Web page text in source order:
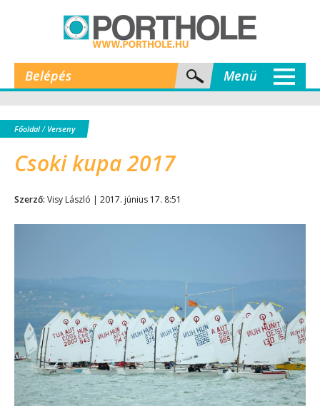
Belépés Menü
Főoldal/ Verseny
Csoki kupa 2017
Szerző: Visy László | 2017. június 17. 8:51